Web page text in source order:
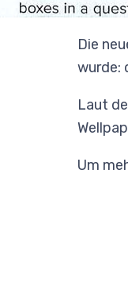
Die
wurde:
Laut
Um